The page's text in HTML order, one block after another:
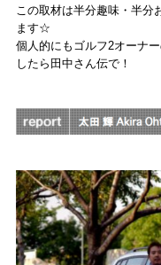
この取材は半分趣味・半分
ます☆
個人的にもゴルフ2オーナ
したら田中さん伝で！